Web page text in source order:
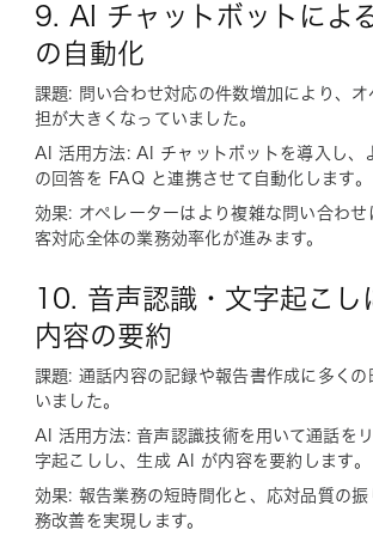
9. AI チャットボットによ
の自動化
課題: 問い合わせ対応の件数増加により、オ
担が大きくなっていました。
AI 活用方法: AI チャットボットを導入し、
の回答を FAQ と連携させて自動化します。
効果: オペレーターはより複雑な問い合わせ
客対応全体の業務効率化が進みます。
10. 音声認識・文字起こし
内容の要約
課題: 通話内容の記録や報告書作成に多くの
いました。
AI 活用方法: 音声認識技術を用いて通話を
字起こしし、生成 AI が内容を要約します。
効果: 報告業務の短時間化と、応対品質の
務改善を実現します。